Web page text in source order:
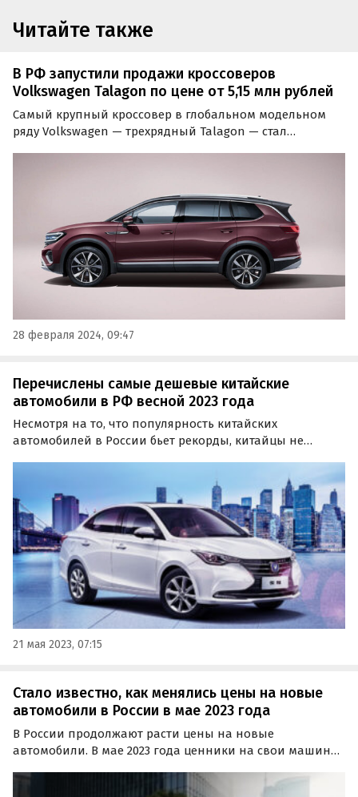
Читайте также
В РФ запустили продажи кроссоверов
Volkswagen Talagon по цене от 5,15 млн рублей
Самый крупный кроссовер в глобальном модельном
ряду Volkswagen — трехрядный Talagon — стал
28 февраля 2024, 09:47
Перечислены самые дешевые китайские
автомобили в РФ весной 2023 года
Несмотря на то, что популярность китайских
автомобилей в России бьет рекорды, китайцы не
21 мая 2023, 07:15
Стало известно, как менялись цены на новые
автомобили в России в мае 2023 года
В России продолжают расти цены на новые
автомобили. В мае 2023 года ценники на свои машины
китайских и один российский, сообщают «Автоновости